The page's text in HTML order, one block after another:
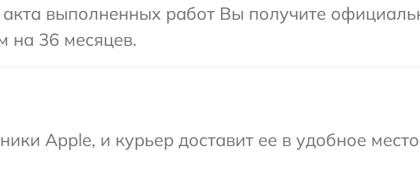
выполненных работ Вы получите
на 36 месяцев.
Apple, и курьер доставит ее в удобное